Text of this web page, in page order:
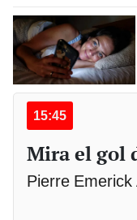
15:45
Mira el gol
Pierre